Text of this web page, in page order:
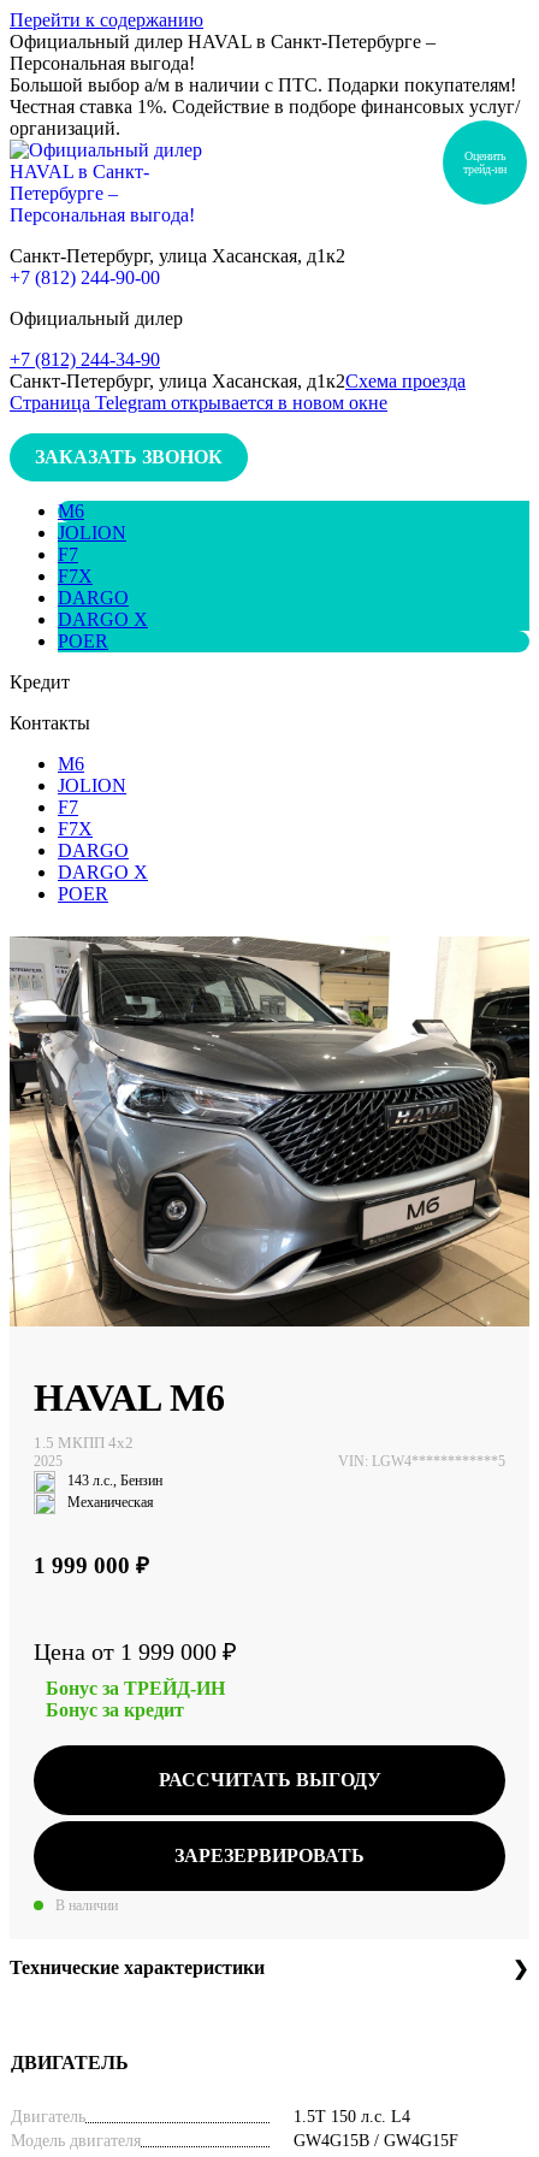
Перейти к содержанию
Официальный дилер HAVAL в Санкт-Петербурге –
Персональная выгода!
Большой выбор а/м в наличии с ПТС. Подарки покупателям!
Честная ставка 1%. Содействие в подборе финансовых услуг/
организаций.
Санкт-Петербург, улица Хасанская, д1к2
+7 (812) 244-90-00
Официальный дилер
+7 (812) 244-34-90
Санкт-Петербург, улица Хасанская, д1к2Схема проезда
Страница Telegram открывается в новом окне
ЗАКАЗАТЬ ЗВОНОК
M6
JOLION
F7
F7X
DARGO
DARGO X
POER
Кредит
Контакты
M6
JOLION
F7
F7X
DARGO
DARGO X
POER
HAVAL M6
1.5 МКПП 4х2
2025
VIN: LGW4************5
143 л.с., Бензин
Механическая
1 999 000 ₽
Цена от 1 999 000 ₽
Бонус за ТРЕЙД-ИН
Бонус за кредит
РАССЧИТАТЬ ВЫГОДУ
ЗАРЕЗЕРВИРОВАТЬ
В наличии
Технические характеристики
ДВИГАТЕЛЬ
Двигатель
1.5T 150 л.с. L4
Модель двигателя
GW4G15B / GW4G15F
Оценить
трейд-ин